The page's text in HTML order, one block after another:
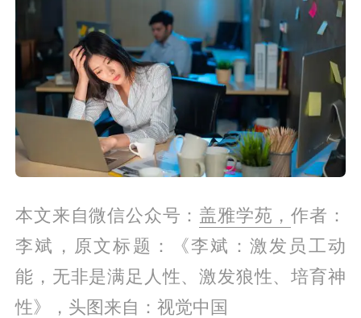
本文来自微信公众号： 盖雅学苑，作者：
李斌，原文标题：《李斌：激发员工动
能，无非是满足人性、激发狼性、培育神
性》，头图来自：视觉中国